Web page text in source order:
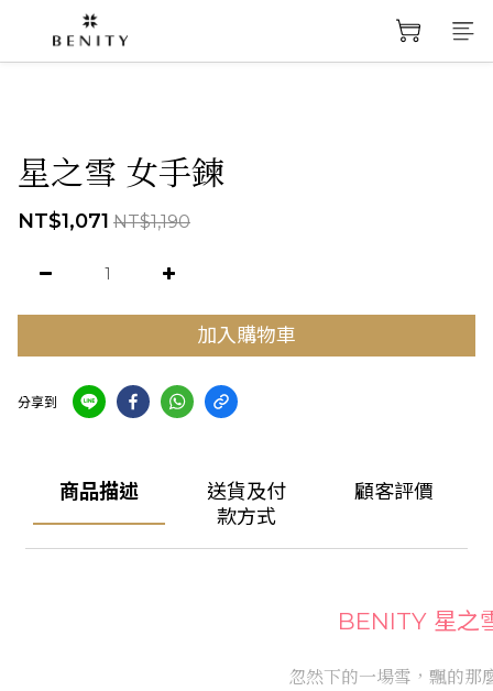
星之雪 女手鍊
NT$1,071 NT$1,190
加入購物車
分享到
商品描述
送貨及付
款方式
顧客評價
BENITY 星之
忽然下的一場雪 ， 飄的那